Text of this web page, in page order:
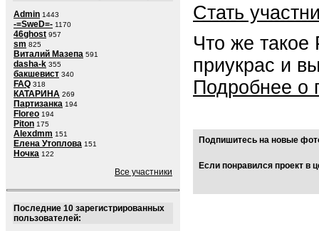
Admin 1443
-=SweD=- 1170
46ghost 957
sm 825
Виталий Мазепа 591
dasha-k 355
бакшевист 340
FAQ 318
КАТАРИНА 269
Партизанка 194
Floreo 194
Piton 175
Alexdmm 151
Елена Утоплова 151
Ночка 122
Все участники
Последние 10 зарегистрированных
пользователей:
Стать
Что же такое
приукрас и
Подробнее о
Подпишитесь на новые
Если понравился проект в